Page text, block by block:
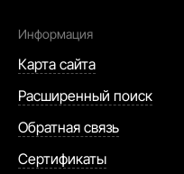
Информация
Карта сайта
Расширенный поиск
Обратная связь
Сертификаты